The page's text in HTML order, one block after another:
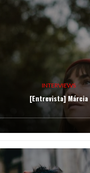
INTERVIEWS
[Entrevista] Márcia